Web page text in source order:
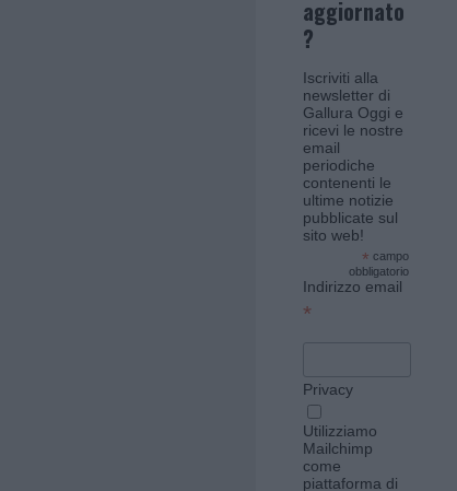
aggiornato
?
Iscriviti alla
newsletter di
Gallura Oggi e
ricevi le nostre
email
periodiche
contenenti le
ultime notizie
pubblicate sul
sito web!
* campo
obbligatorio
Indirizzo email
*
Privacy
Utilizziamo
Mailchimp
come
piattaforma di